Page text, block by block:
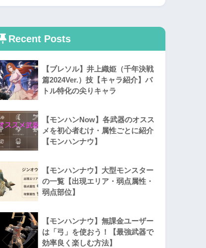
Recent Posts
【ブレソル】井上織姫（千年決戦
篇2024Ver.）技【キャラ紹介】バ
トル特化の尖りキャラ
【モンハンNow】各武器のオスス
メを初心者むけ・属性ごとに紹介
【モンハンナウ】
【モンハンナウ】大型モンスター
の一覧【出現エリア・弱点属性・
弱点部位】
【モンハンナウ】無課金ユーザー
は「弓」を使おう！【最強武器で
効率良く楽しむ方法】